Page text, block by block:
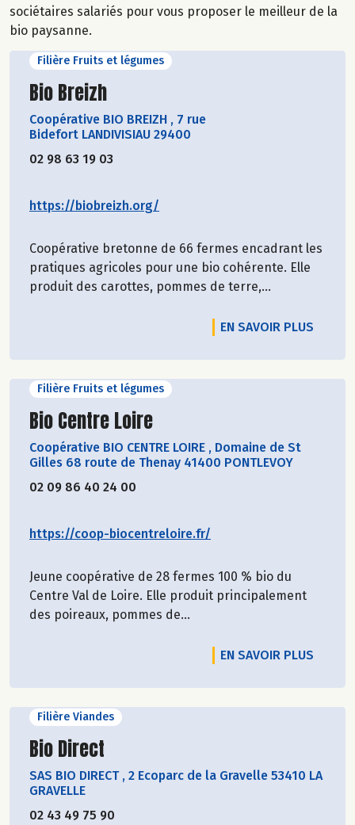
sociétaires salariés pour vous proposer le meilleur de la
bio paysanne.
Filière Fruits et légumes
Découvrir le producteur
Bio Breizh
Coopérative BIO BREIZH , 7 rue
Bidefort LANDIVISIAU 29400
02 98 63 19 03
https://biobreizh.org/
Coopérative bretonne de 66 fermes encadrant les
pratiques agricoles pour une bio cohérente. Elle
produit des carottes, pommes de terre,...
EN SAVOIR PLUS
Filière Fruits et légumes
Découvrir le producteur
Bio Centre Loire
Coopérative BIO CENTRE LOIRE , Domaine de St
Gilles 68 route de Thenay 41400 PONTLEVOY
02 09 86 40 24 00
https://coop-biocentreloire.fr/
Jeune coopérative de 28 fermes 100 % bio du
Centre Val de Loire. Elle produit principalement
des poireaux, pommes de...
EN SAVOIR PLUS
Filière Viandes
Découvrir le producteur
Bio Direct
SAS BIO DIRECT , 2 Ecoparc de la Gravelle 53410 LA
GRAVELLE
02 43 49 75 90